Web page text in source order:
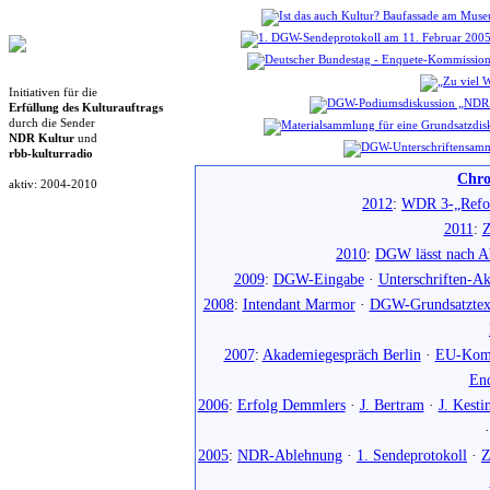
Initiativen für die
Erfüllung des Kulturauftrags
durch die Sender
NDR Kultur und
rbb-kulturradio
aktiv: 2004-2010
2012: WDR 3-
2011:
2010: DGW lässt nach
2009: DGW-Eingabe· Unterschriften-
2008: Intendant Marmor· DGW-
2007: Akademiegespräch Berlin · EU-
2006: Erfolg Demmlers· J. Bertram · J.
2005: NDR-Ablehnung · 1. Sendeprotokoll ·